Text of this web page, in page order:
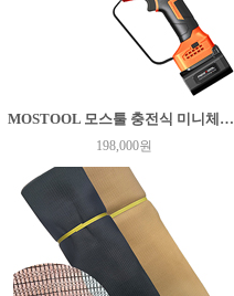
MOSTOOL 모스툴 충전식 미니체인톱 PS-C8
198,000원